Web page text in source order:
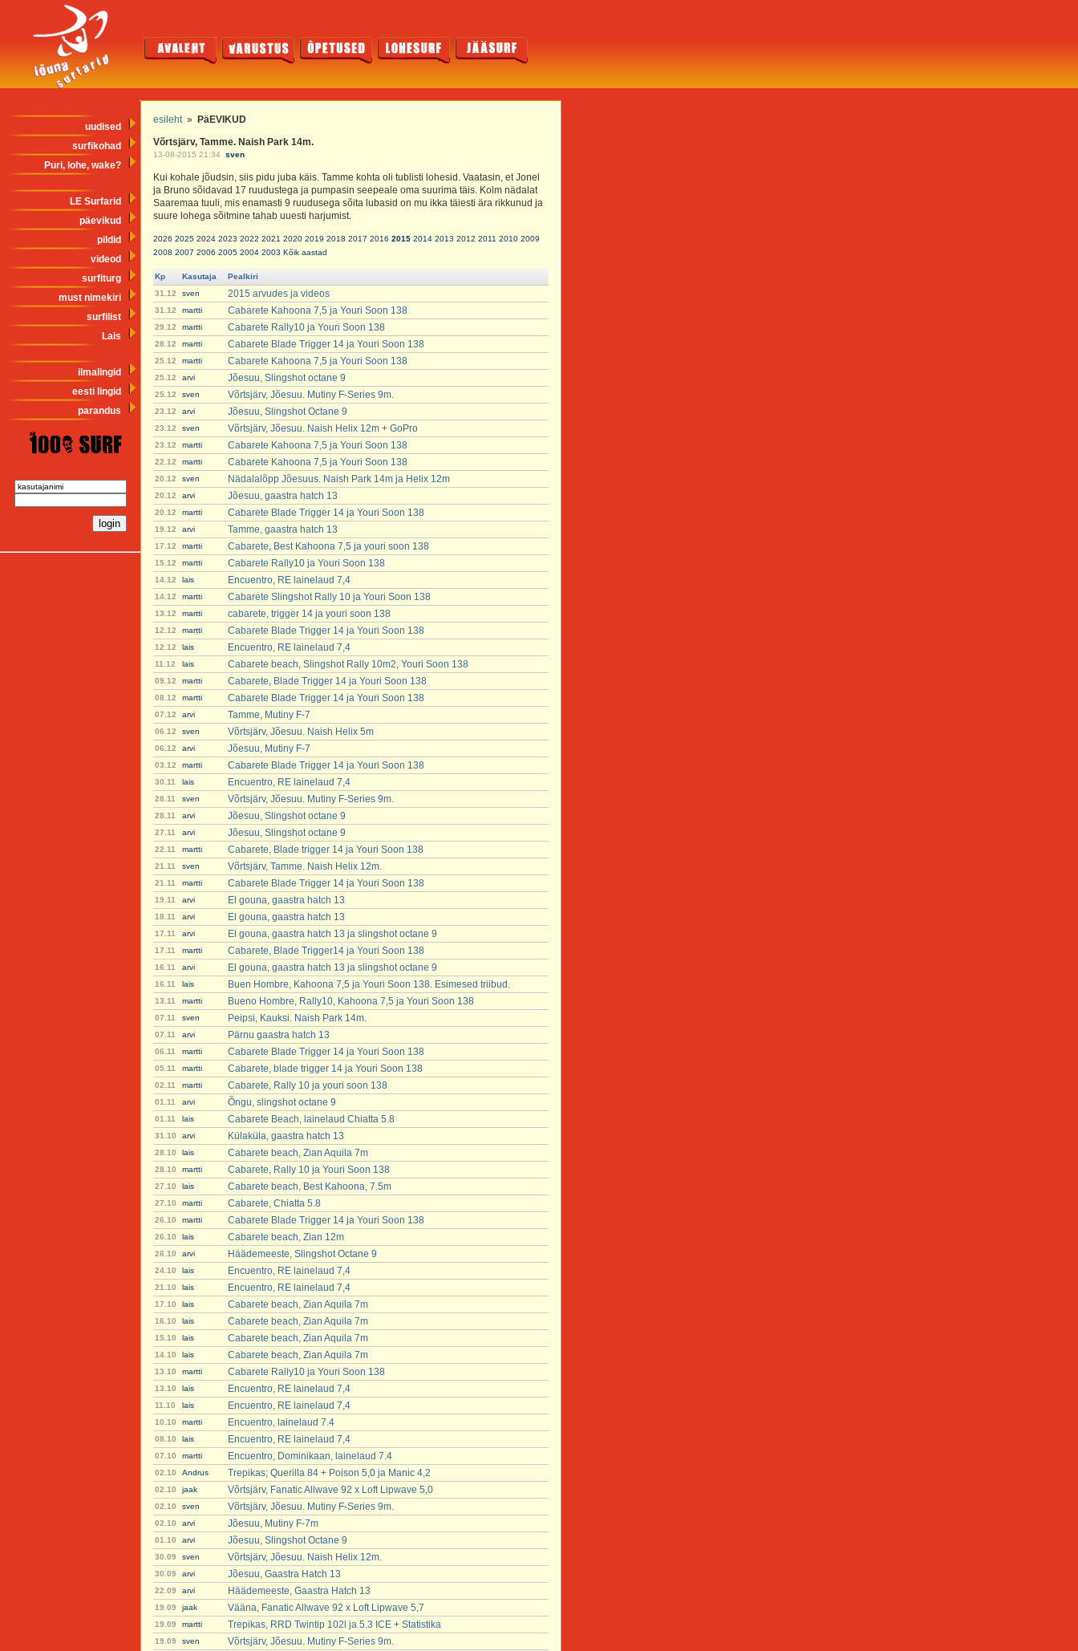
uudised
surfikohad
Puri, lohe, wake?
LE Surfarid
päevikud
pildid
videod
surfiturg
must nimekiri
surfilist
Lais
ilmalingid
eesti lingid
parandus
esileht» PäEVIKUD
Võrtsjärv, Tamme. Naish Park 14m.
13-08-2015 21:34 sven
Kui kohale jõudsin, siis pidu juba käis. Tamme kohta oli tublisti lohesid. Vaatasin, et Jonel
ja Bruno sõidavad 17 ruudustega ja pumpasin seepeale oma suurima täis. Kolm nädalat
Saaremaa tuuli, mis enamasti 9 ruudusega sõita lubasid on mu ikka täiesti ära rikkunud ja
suure lohega sõitmine tahab uuesti harjumist.
2026 2025 2024 2023 2022 2021 2020 2019 2018 2017 2016 2015 2014 2013 2012 2011 2010 2009
2008 2007 2006 2005 2004 2003 Kõik aastad
Kp Kasutaja
Pealkiri
31.12
sven 2015 arvudes ja videos
31.12 martti Cabarete Kahoona 7,5 ja Youri Soon 138
29.12 martti Cabarete Rally10 ja Youri Soon 138
28.12 martti Cabarete Blade Trigger 14 ja Youri Soon 138
25.12 martti Cabarete Kahoona 7,5 ja Youri Soon 138
25.12 arvi Jõesuu, Slingshot octane 9
25.12 sven Võrtsjärv, Jõesuu. Mutiny F-Series 9m.
23.12 arvi Jõesuu, Slingshot Octane 9
23.12 sven Võrtsjärv, Jõesuu. Naish Helix 12m + GoPro
23.12 martti Cabarete Kahoona 7,5 ja Youri Soon 138
22.12 martti Cabarete Kahoona 7,5 ja Youri Soon 138
20.12 sven Nädalalõpp Jõesuus. Naish Park 14m ja Helix 12m
20.12 arvi Jõesuu, gaastra hatch 13
20.12 martti Cabarete Blade Trigger 14 ja Youri Soon 138
19.12 arvi Tamme, gaastra hatch 13
17.12 martti Cabarete, Best Kahoona 7,5 ja youri soon 138
15.12 martti Cabarete Rally10 ja Youri Soon 138
14.12 lais Encuentro, RE lainelaud 7,4
14.12 martti Cabarete Slingshot Rally 10 ja Youri Soon 138
13.12 martti cabarete, trigger 14 ja youri soon 138
12.12 martti Cabarete Blade Trigger 14 ja Youri Soon 138
12.12 lais Encuentro, RE lainelaud 7,4
11.12 lais Cabarete beach, Slingshot Rally 10m2, Youri Soon 138
09.12 martti Cabarete, Blade Trigger 14 ja Youri Soon 138
08.12 martti Cabarete Blade Trigger 14 ja Youri Soon 138
07.12 arvi Tamme, Mutiny F-7
06.12 sven Võrtsjärv, Jõesuu. Naish Helix 5m
06.12 arvi Jõesuu, Mutiny F-7
03.12 martti Cabarete Blade Trigger 14 ja Youri Soon 138
30.11 lais Encuentro, RE lainelaud 7,4
28.11 sven Võrtsjärv, Jõesuu. Mutiny F-Series 9m.
28.11 arvi Jõesuu, Slingshot octane 9
27.11 arvi Jõesuu, Slingshot octane 9
22.11 martti Cabarete, Blade trigger 14 ja Youri Soon 138
21.11 sven Võrtsjärv, Tamme. Naish Helix 12m.
21.11 martti Cabarete Blade Trigger 14 ja Youri Soon 138
19.11 arvi El gouna, gaastra hatch 13
18.11 arvi El gouna, gaastra hatch 13
17.11 arvi El gouna, gaastra hatch 13 ja slingshot octane 9
17.11 martti Cabarete, Blade Trigger14 ja Youri Soon 138
16.11 arvi El gouna, gaastra hatch 13 ja slingshot octane 9
16.11 lais Buen Hombre, Kahoona 7,5 ja Youri Soon 138. Esimesed triibud.
13.11 martti Bueno Hombre, Rally10, Kahoona 7,5 ja Youri Soon 138
07.11 sven Peipsi, Kauksi. Naish Park 14m.
07.11 arvi Pärnu gaastra hatch 13
06.11 martti Cabarete Blade Trigger 14 ja Youri Soon 138
05.11 martti Cabarete, blade trigger 14 ja Youri Soon 138
02.11 martti Cabarete, Rally 10 ja youri soon 138
01.11 arvi Õngu, slingshot octane 9
01.11 lais Cabarete Beach, lainelaud Chiatta 5.8
31.10 arvi Külaküla, gaastra hatch 13
28.10 lais Cabarete beach, Zian Aquila 7m
28.10 martti Cabarete, Rally 10 ja Youri Soon 138
27.10 lais Cabarete beach, Best Kahoona, 7.5m
27.10 martti Cabarete, Chiatta 5.8
26.10 martti Cabarete Blade Trigger 14 ja Youri Soon 138
26.10 lais Cabarete beach, Zian 12m
26.10 arvi Häädemeeste, Slingshot Octane 9
24.10 lais Encuentro, RE lainelaud 7,4
21.10 lais Encuentro, RE lainelaud 7,4
17.10 lais Cabarete beach, Zian Aquila 7m
16.10 lais Cabarete beach, Zian Aquila 7m
15.10 lais Cabarete beach, Zian Aquila 7m
14.10 lais Cabarete beach, Zian Aquila 7m
13.10 martti Cabarete Rally10 ja Youri Soon 138
13.10 lais Encuentro, RE lainelaud 7,4
11.10 lais Encuentro, RE lainelaud 7,4
10.10 martti Encuentro, lainelaud 7.4
08.10 lais Encuentro, RE lainelaud 7,4
07.10 martti Encuentro, Dominikaan, lainelaud 7.4
02.10 Andrus Trepikas; Querilla 84 + Poison 5,0 ja Manic 4,2
02.10 jaak Võrtsjärv, Fanatic Allwave 92 x Loft Lipwave 5,0
02.10 sven Võrtsjärv, Jõesuu. Mutiny F-Series 9m.
02.10 arvi Jõesuu, Mutiny F-7m
01.10 arvi Jõesuu, Slingshot Octane 9
30.09 sven Võrtsjärv, Jõesuu. Naish Helix 12m.
30.09 arvi Jõesuu, Gaastra Hatch 13
22.09 arvi Häädemeeste, Gaastra Hatch 13
19.09 jaak Vääna, Fanatic Allwave 92 x Loft Lipwave 5,7
19.09 martti Trepikas, RRD Twintip 102l ja 5.3 ICE + Statistika
19.09 sven Võrtsjärv, Jõesuu. Mutiny F-Series 9m.